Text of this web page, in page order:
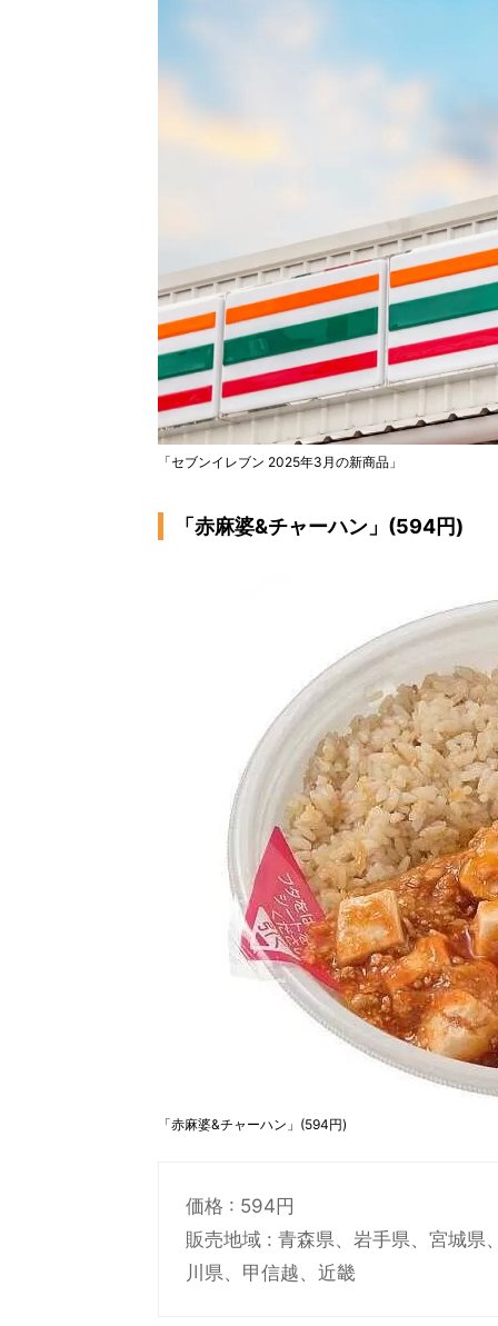
「セブンイレブン 2025年3月の新商品」
「赤麻婆&チャーハン」(594円)
「赤麻婆&チャーハン」(594円)
価格 : 594円
販売地域 : 青森県、岩手県、宮城県
川県、甲信越、近畿